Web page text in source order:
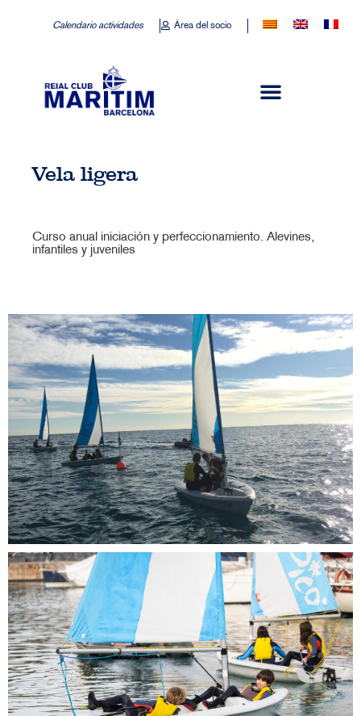
Calendario actividades Área del socio
Vela ligera
Curso anual iniciación y perfeccionamiento. Alevines,
infantiles y juveniles